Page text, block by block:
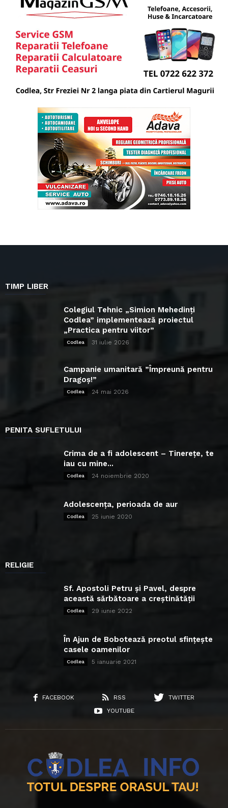
TIMP LIBER
Colegiul Tehnic „Simion Mehedinți
Codlea” implementează proiectul
„Practica pentru viitor”
Codlea 31 iulie 2026
Campanie umanitară ”Împreună pentru
Dragoș!”
Codlea 24 mai 2026
PENITA SUFLETULUI
Crima de a fi adolescent – Tinerețe, te
iau cu mine...
Codlea 24 noiembrie 2020
Adolescența, perioada de aur
Codlea 25 iunie 2020
RELIGIE
Sf. Apostoli Petru și Pavel, despre
această sărbătoare a creștinătății
Codlea 29 iunie 2022
În Ajun de Bobotează preotul sfințește
casele oamenilor
Codlea 5 ianuarie 2021
FACEBOOK RSS
TWITTER
YOUTUBE